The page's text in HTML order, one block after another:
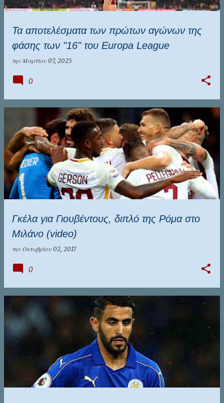
Τα αποτελέσματα των πρώτων αγώνων της
φάσης των "16" του Europa League
την Μαρτίου 07, 2025
0
Γκέλα για Γιουβέντους, διπλό της Ρόμα στο
Μιλάνο (video)
την Οκτωβρίου 02, 2017
0